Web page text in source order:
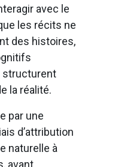
avec le
les récits ne
des histoires,
structurent
la réalité.
par une
d’attribution
naturelle à
avant